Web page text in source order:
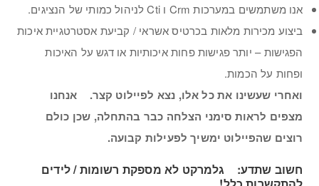
אנו משתמשים במערכות Crm ו Cti לניהול כמותי של הנציגים.
ביצוע מכירות מלאות בכרטיס אשראי / קביעת אסטרטגיית איכות
הפגישות – יותר פגישות פחות איכותיות או דגש על האיכות
ופחות על הכמות.
ואחרי שעשינו את כל אלו, נצא לפיילוט קצר. אנחנו
מצפים לראות סימני הצלחה כבר בהתחלה, שכן כולם
רוצים שהפיילוט ימשיך לפעילות קבועה.
חשוב שתדע: גלמרקט לא מספקת רשומות / לידים